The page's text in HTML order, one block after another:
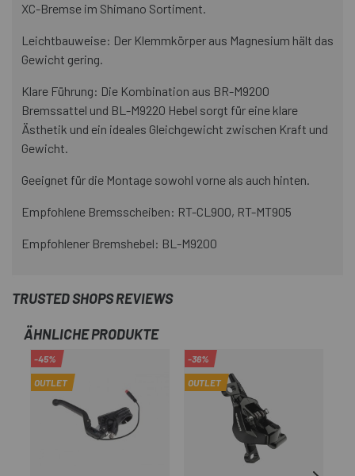
XC-Bremse im Shimano Sortiment.
Leichtbauweise: Der Klemmkörper aus Magnesium hält das
Gewicht gering.
Klare Führung: Die Kombination aus BR-M9200
Bremssattel und BL-M9220 Hebel sorgt für eine klare
Ästhetik und ein ideales Gleichgewicht zwischen Kraft und
Gewicht.
Geeignet für die Montage sowohl vorne als auch hinten.
Empfohlene Bremsscheiben: RT-CL900, RT-MT905
Empfohlener Bremshebel: BL-M9200
TRUSTED SHOPS REVIEWS
ÄHNLICHE PRODUKTE
-45%
OUTLET
-36%
OUTLET